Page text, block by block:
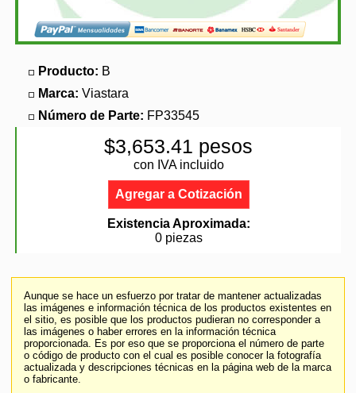
Producto: B
Marca: Viastara
Número de Parte: FP33545
$3,653.41 pesos
con IVA incluido
Agregar a Cotización
Existencia Aproximada:
0 piezas
Aunque se hace un esfuerzo por tratar de mantener actualizadas
las imágenes e información técnica de los productos existentes en
el sitio, es posible que los productos pudieran no corresponder a
las imágenes o haber errores en la información técnica
proporcionada. Es por eso que se proporciona el número de parte
o código de producto con el cual es posible conocer la fotografía
actualizada y descripciones técnicas en la página web de la marca
o fabricante.